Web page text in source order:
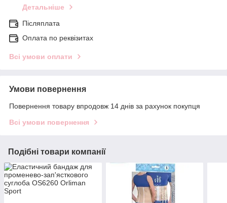
Детальніше
Післяплата
Оплата по реквізитах
Всі умови оплати
Умови повернення
Повернення товару впродовж 14 днів за рахунок покупця
Всі умови повернення
Подібні товари компанії